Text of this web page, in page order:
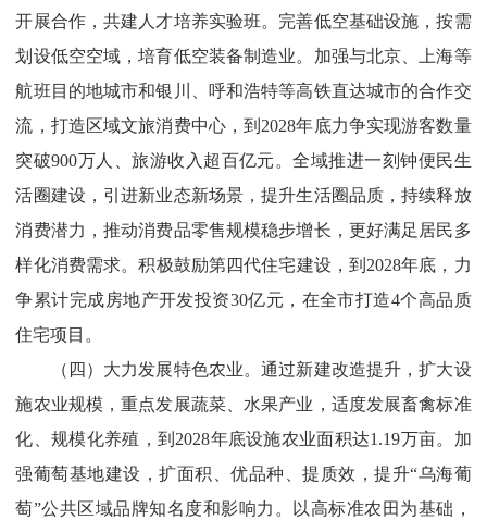
开展合作，共建人才培养实验班。完善低空基础设施，按需
划设低空空域，培育低空装备制造业。加强与北京、上海等
航班目的地城市和银川、呼和浩特等高铁直达城市的合作交
流，打造区域文旅消费中心，到 2028年底力争实现游客数量
突破900万 人 、旅游收入超百亿元 。全域推进一刻钟便民生
活圈建设，引进新业态新场景，提升生活圈品质，持续释放
消费潜力，推动消费品零售规模稳步增长，更好满足居民多
样化消费需求。积极鼓励第四代住宅建设， 到 2028年底，力
争累计完成房地产开发投资30亿元，在全市打造4个高品质
住宅项目 。
（四）大力发展特色农业。通过新建改造提升，扩大设
施农业规模，重点发展蔬菜、水果产业 ，适度发展畜禽标准
化、规模化养殖，到 2028年底设施农业面积达1.19万亩。加
强葡萄基地建设，扩面积、优品种、提质效，提升“乌海葡
萄”公共区域品牌知名度和影响力。以高标准农田为基础，